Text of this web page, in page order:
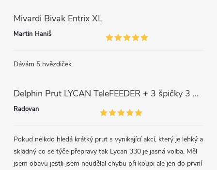
Mivardi Bivak Entrix XL
Martin Haniš
Dávám 5 hvězdiček
Delphin Prut LYCAN TeleFEEDER + 3 špičky 3 m, 80 g
Radovan
Pokud nėlkdo hledá krátký prut s vynikající akcí, který je lehký a
skladný co se týče přepravy tak Lycan 330 je jasná volba. Měl
jsem obavu jestli jsem neudělal chybu při koupi ale jen do první